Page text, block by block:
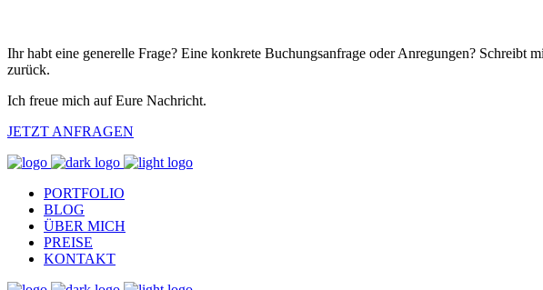
Ihr habt eine generelle Frage? Eine konkrete Buchungsanfrage oder Anregungen?
zurück.
Ich freue mich auf Eure Nachricht.
JETZT ANFRAGEN
PORTFOLIO
BLOG
ÜBER MICH
PREISE
KONTAKT